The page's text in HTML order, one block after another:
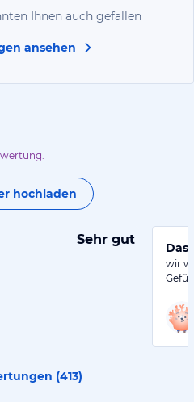
Ihnen auch gefallen
ansehen
hochladen
Sehr gut
Das
wir
(413)